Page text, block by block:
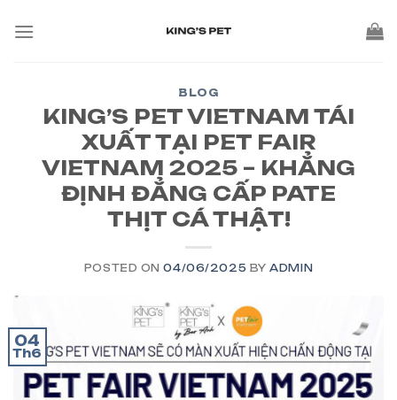
BLOG
KING’S PET VIETNAM TÁI
XUẤT TẠI PET FAIR
VIETNAM 2025 – KHẲNG
ĐỊNH ĐẲNG CẤP PATE
THỊT CÁ THẬT!
POSTED ON04/06/2025 BYADMIN
04
Th6